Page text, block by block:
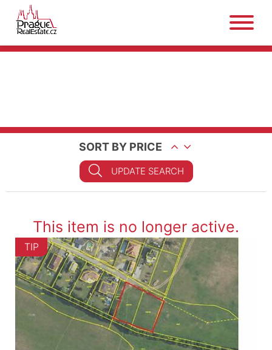
SORT BY PRICE
UPDATE SEARCH
This item is no longer active.
TIP